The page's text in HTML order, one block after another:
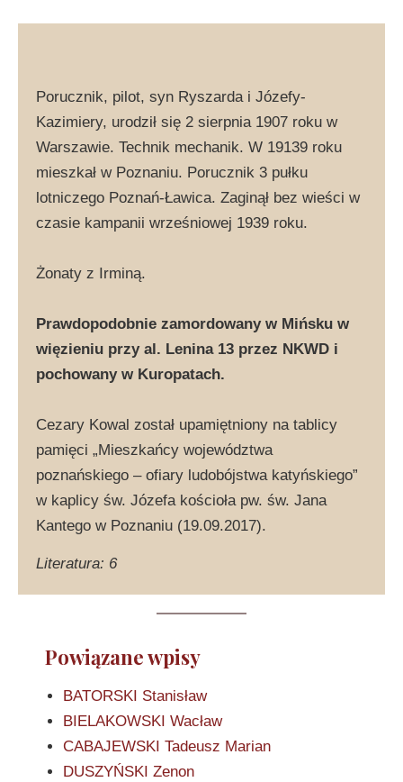
Porucznik, pilot, syn Ryszarda i Józefy-
Kazimiery, urodził się 2 sierpnia 1907 roku w
Warszawie. Technik mechanik. W 19139 roku
mieszkał w Poznaniu. Porucznik 3 pułku
lotniczego Poznań-Ławica. Zaginął bez wieści w
czasie kampanii wrześniowej 1939 roku.
Żonaty z Irminą.
Prawdopodobnie zamordowany w Mińsku w
więzieniu przy al. Lenina 13 przez NKWD i
pochowany w Kuropatach.
Cezary Kowal został upamiętniony na tablicy
pamięci „Mieszkańcy województwa
poznańskiego – ofiary ludobójstwa katyńskiego”
w kaplicy św. Józefa kościoła pw. św. Jana
Kantego w Poznaniu (19.09.2017).
Literatura: 6
Powiązane wpisy
BATORSKI Stanisław
BIELAKOWSKI Wacław
CABAJEWSKI Tadeusz Marian
DUSZYŃSKI Zenon